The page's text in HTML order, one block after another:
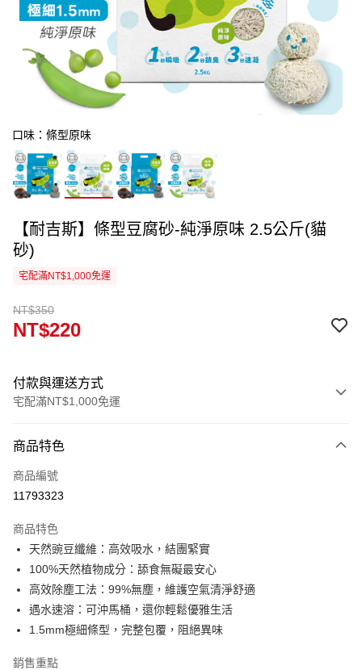
口味：條型原味
【耐吉斯】條型豆腐砂-純淨原味 2.5公斤(貓
砂)
宅配滿NT$1,000免運
NT$350
NT$220
付款與運送方式
宅配滿NT$1,000免運
信用卡一次付款
信用卡分期付款
合作金庫商業銀行
華南商業銀行
彰化商業銀行
上海商業儲蓄銀行
台北富邦商業銀行
國泰世華商業銀行
兆豐國際商業銀行
臺灣中小企業銀行
台中商業銀行
匯豐（台灣）商業銀行
華泰商業銀行
聯邦商業銀行
遠東國際商業銀行
元大商業銀行
LINE Pay
Apple Pay
街口支付
悠遊付
Google Pay
商品特色
商品編號
11793323
商品特色
天然豌豆纖維：高效吸水，結團緊實
100%天然植物成分：舔食無礙最安心
高效除塵工法：99%無塵，維護空氣清淨舒適
遇水速溶：可沖馬桶，還你輕鬆優雅生活
1.5mm極細條型，完整包覆，阻絕異味
銷售重點